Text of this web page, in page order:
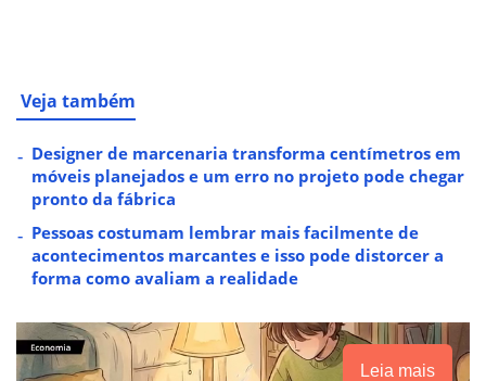
Veja também
Designer de marcenaria transforma centímetros em
móveis planejados e um erro no projeto pode chegar
pronto da fábrica
Pessoas costumam lembrar mais facilmente de
acontecimentos marcantes e isso pode distorcer a
forma como avaliam a realidade
Leia mais